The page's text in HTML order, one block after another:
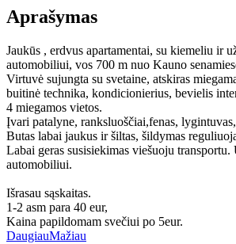
Aprašymas
Jaukūs , erdvus apartamentai, su kiemeliu ir
automobiliui, vos 700 m nuo Kauno
Virtuvė sujungta su svetaine, atskiras
buitinė technika, kondicionierius, bevielis
4 miegamos vietos.
Įvari patalyne, ranksluoščiai,fenas,
Butas labai jaukus ir šiltas, šildymas
Labai geras susisiekimas viešuoju transportu.
automobiliui.
Išrasau sąskaitas.
1-2 asm para 40 eur,
Kaina papildomam svečiui po 5eur.
DaugiauMažiau